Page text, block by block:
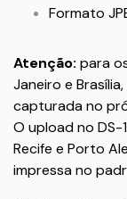
Formato
Atenção: para
Janeiro e
capturada no
O upload no DS-
Recife e Porto
impressa no